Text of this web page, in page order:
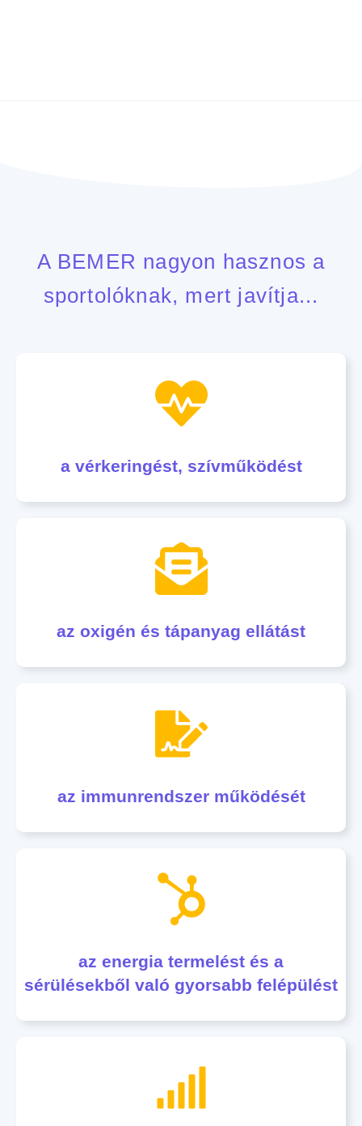
A BEMER nagyon hasznos a
sportolóknak, mert javítja...
a vérkeringést, szívműködést
az oxigén és tápanyag ellátást
az immunrendszer működését
az energia termelést és a
sérülésekből való gyorsabb felépülést